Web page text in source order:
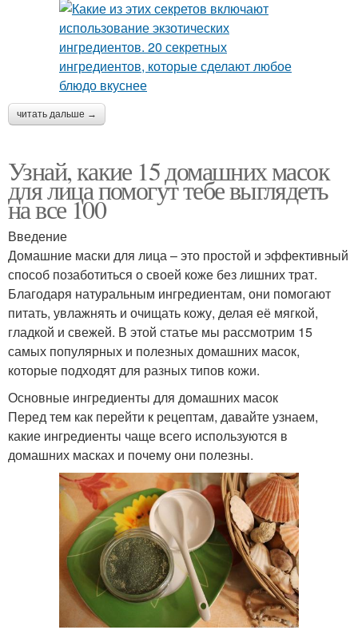
читать дальше →
Узнай, какие 15 домашних масок
для лица помогут тебе выглядеть
на все 100
Введение
Домашние маски для лица – это простой и эффективный
способ позаботиться о своей коже без лишних трат.
Благодаря натуральным ингредиентам, они помогают
питать, увлажнять и очищать кожу, делая её мягкой,
гладкой и свежей. В этой статье мы рассмотрим 15
самых популярных и полезных домашних масок,
которые подходят для разных типов кожи.
Основные ингредиенты для домашних масок
Перед тем как перейти к рецептам, давайте узнаем,
какие ингредиенты чаще всего используются в
домашних масках и почему они полезны.